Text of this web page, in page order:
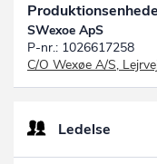
SWexoe ApS
P-nr.: 1026617258
C/O Wexøe A/S,
Ledelse